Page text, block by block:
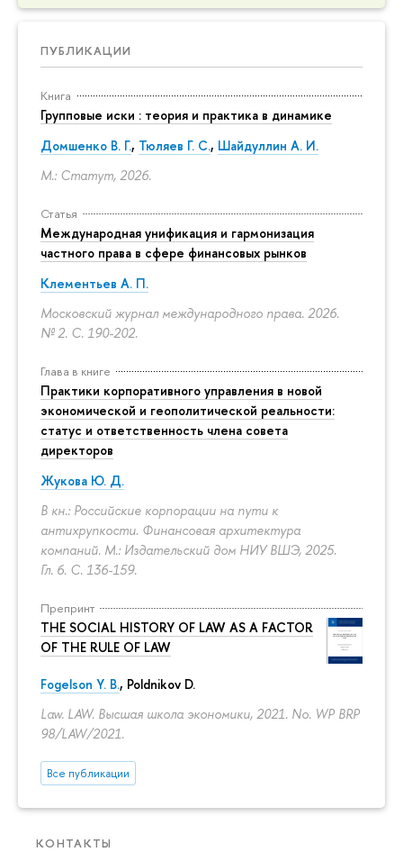
ПУБЛИКАЦИИ
Книга
Групповые иски : теория и практика в динамике
Домшенко В. Г., Тюляев Г. С., Шайдуллин А. И.
М.: Статут, 2026.
Статья
Международная унификация и гармонизация
частного права в сфере финансовых рынков
Клементьев А. П.
Московский журнал международного права. 2026.
№ 2. С. 190-202.
Глава в книге
Практики корпоративного управления в новой
экономической и геополитической реальности:
статус и ответственность члена совета
директоров
Жукова Ю. Д.
В кн.: Российские корпорации на пути к
антихрупкости. Финансовая архитектура
компаний. М.: Издательский дом НИУ ВШЭ, 2025.
Гл. 6. С. 136-159.
Препринт
THE SOCIAL HISTORY OF LAW AS A FACTOR
OF THE RULE OF LAW
Fogelson Y. B., Poldnikov D.
Law. LAW. Высшая школа экономики, 2021. No. WP BRP
98/LAW/2021.
Все публикации
КОНТАКТЫ